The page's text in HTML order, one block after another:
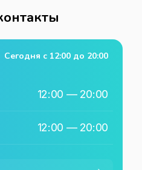
Сегодня с 12:00 до 20:00
12:00 — 20:00
12:00 — 20:00